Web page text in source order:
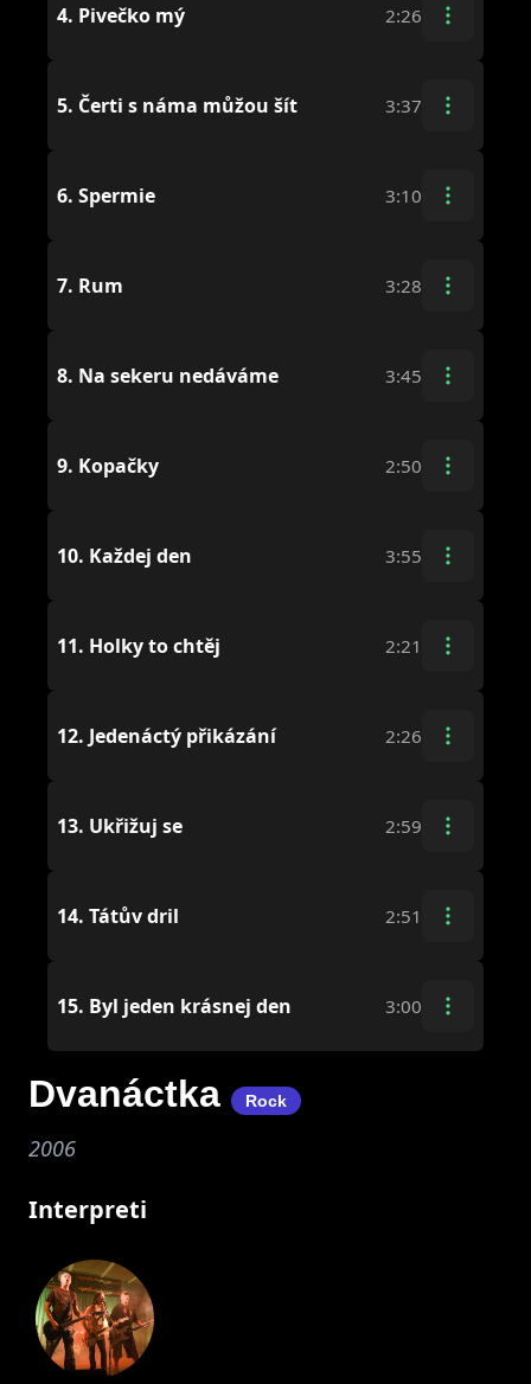
4. Pivečko mý 2:26
5. Čerti s náma můžou šít 3:37
6. Spermie 3:10
7. Rum 3:28
8. Na sekeru nedáváme 3:45
9. Kopačky 2:50
10. Každej den 3:55
11. Holky to chtěj 2:21
12. Jedenáctý přikázání 2:26
13. Ukřižuj se 2:59
14. Tátův dril 2:51
15. Byl jeden krásnej den 3:00
Dvanáctka Rock
2006
Interpreti